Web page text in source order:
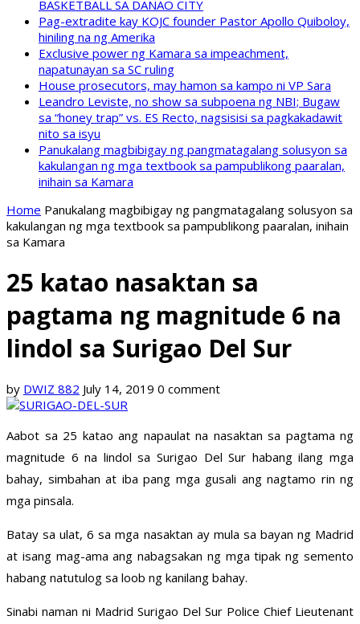
BASKETBALL SA DANAO CITY
Pag-extradite kay KOJC founder Pastor Apollo Quiboloy,
hiniling na ng Amerika
Exclusive power ng Kamara sa impeachment,
napatunayan sa SC ruling
House prosecutors, may hamon sa kampo ni VP Sara
Leandro Leviste, no show sa subpoena ng NBI; Bugaw
sa “honey trap” vs. ES Recto, nagsisisi sa pagkakadawit
nito sa isyu
Panukalang magbibigay ng pangmatagalang solusyon sa
kakulangan ng mga textbook sa pampublikong paaralan,
inihain sa Kamara
Home Panukalang magbibigay ng pangmatagalang solusyon sa
kakulangan ng mga textbook sa pampublikong paaralan, inihain
sa Kamara
25 katao nasaktan sa
pagtama ng magnitude 6 na
lindol sa Surigao Del Sur
by DWIZ 882 July 14, 2019 0 comment
Aabot sa 25 katao ang napaulat na nasaktan sa pagtama ng
magnitude 6 na lindol sa Surigao Del Sur habang ilang mga
bahay, simbahan at iba pang mga gusali ang nagtamo rin ng
mga pinsala.
Batay sa ulat, 6 sa mga nasaktan ay mula sa bayan ng Madrid
at isang mag-ama ang nabagsakan ng mga tipak ng semento
habang natutulog sa loob ng kanilang bahay.
Sinabi naman ni Madrid Surigao Del Sur Police Chief Lieutenant